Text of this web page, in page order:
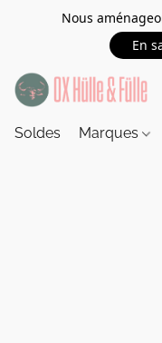
Nous
En
Soldes Marques